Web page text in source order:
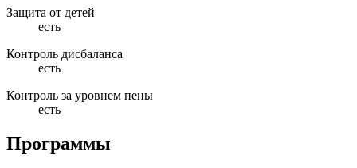
Защита от детей
есть
Контроль дисбаланса
есть
Контроль за уровнем пены
есть
Программы